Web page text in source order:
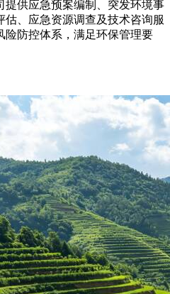
提供应急预案编制、突发环境事
、应急资源调查及技术咨询服
险防控体系，满足环保管理要